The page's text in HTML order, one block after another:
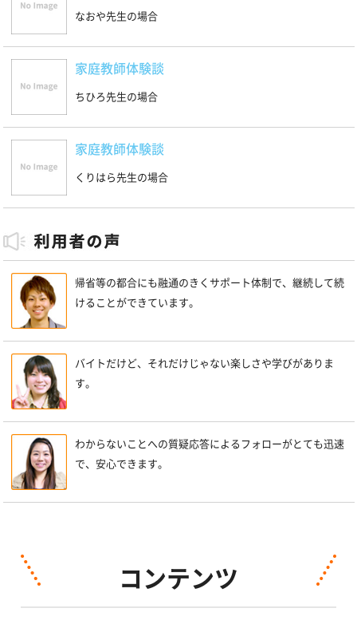
なおや先生の場合
家庭教師体験談
ちひろ先生の場合
家庭教師体験談
くりはら先生の場合
帰省等の都合にも融通のきくサポート体制で、継続して続
けることができています。
バイトだけど、それだけじゃない楽しさや学びがありま
す。
わからないことへの質疑応答によるフォローがとても迅速
で、安心できます。
コンテンツ